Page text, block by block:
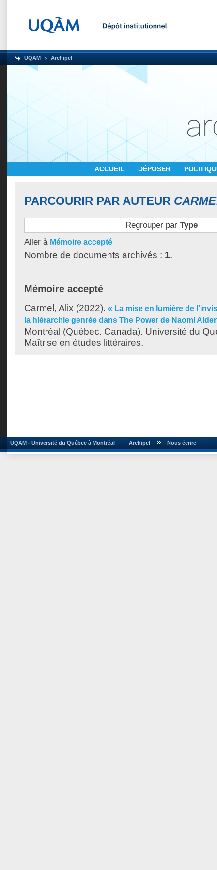
UQAM Archipel
ACCUEIL DÉPOSER
PARCOURIR PAR AUTEUR
Regrouper par Type|
Aller à Mémoire accepté
Nombre de documents archivés : 1.
Mémoire accepté
Carmel, Alix (2022). « La mise en lumière de
la hiérarchie genrée dans The Power de Naomi
Montréal (Québec, Canada), Université du
Maîtrise en études littéraires.
UQAM - Université du Québec à Montréal Archipel Nous écrire